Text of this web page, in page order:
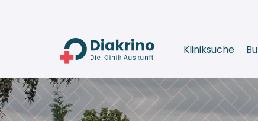
Kliniksuche